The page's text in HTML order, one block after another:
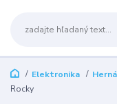
Elektronika
Rocky